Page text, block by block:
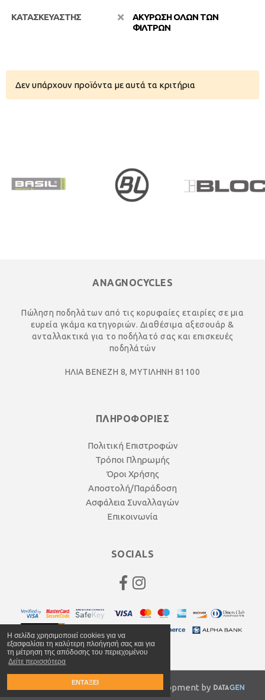
Η σελίδα χρησιμοποιεί cookies για να
εξασφαλίσει τη καλύτερη πλοήγησή σας και για
τη μέτρηση της απόδοσης του περιεχομένου
Δείτε περισσότερα
ΕΝΤΑΞΕΙ
ΚΑΤΑΣΚΕΥΑΣΤΗΣ
ΑΚΥΡΩΣΗ ΟΛΩΝ ΤΩΝ
ΦΙΛΤΡΩΝ
Δεν υπάρχουν προϊόντα με αυτά τα κριτήρια
ANAGNOCYCLES
Πώληση ποδηλάτων από τις κορυφαίες εταιρίες σε μια
ευρεία γκάμα κατηγοριών. Διαθέσιμα αξεσουάρ &
ανταλλακτικά για το ποδήλατό σας και επισκευές
ποδηλάτών
ΗΛΙΑ ΒΕΝΕΖΗ 8, ΜΥΤΙΛΗΝΗ 81100
ΠΛΗΡΟΦΟΡΙΕΣ
Πολιτική Επιστροφών
Τρόποι Πληρωμής
Όροι Χρήσης
Αποστολή/Παράδοση
Ασφάλεια Συναλλαγών
Επικοινωνία
SOCIALS
© 2020 anagnocycles.gr | Web Development by